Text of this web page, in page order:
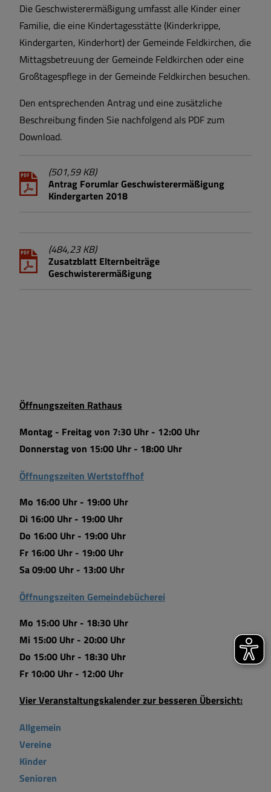
Öffnungszeiten Rathaus
Montag - Freitag von 7:30 Uhr - 12:00 Uhr
Donnerstag von 15:00 Uhr - 18:00 Uhr
Öffnungszeiten Wertstoffhof
Mo 16:00 Uhr - 19:00 Uhr
Di 16:00 Uhr - 19:00 Uhr
Do 16:00 Uhr - 19:00 Uhr
Fr 16:00 Uhr - 19:00 Uhr
Sa 09:00 Uhr - 13:00 Uhr
Öffnungszeiten Gemeindebücherei
Mo 15:00 Uhr - 18:30 Uhr
Mi 15:00 Uhr - 20:00 Uhr
Do 15:00 Uhr - 18:30 Uhr
Fr 10:00 Uhr - 12:00 Uhr
Vier Veranstaltungskalender zur besseren Übersicht:
Allgemein
Vereine
Kinder
Senioren
Die Geschwisterermäßigung umfasst alle Kinder einer
Familie, die eine Kindertagesstätte (Kinderkrippe,
Kindergarten, Kinderhort) der Gemeinde Feldkirchen, die
Mittagsbetreuung der Gemeinde Feldkirchen oder eine
Großtagespflege in der Gemeinde Feldkirchen besuchen.
Den entsprechenden Antrag und eine zusätzliche
Beschreibung finden Sie nachfolgend als PDF zum
Download.
(501,59 KB)
Antrag Forumlar Geschwisterermäßigung
Kindergarten 2018
(484,23 KB)
Zusatzblatt Elternbeiträge
Geschwisterermäßigung